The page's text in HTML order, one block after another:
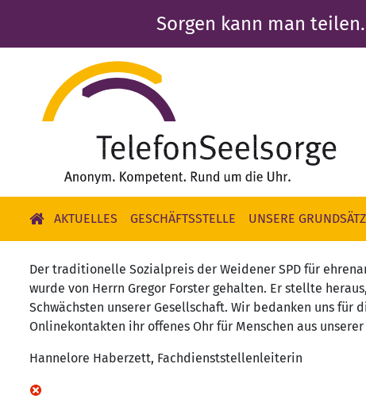
Inhalt
Sorgen kann man teilen.
AKTUELLES GESCHÄFTSSTELLE UNSERE
Der traditionelle Sozialpreis der Weidener SPD für
wurde von Herrn Gregor Forster gehalten. Er stellte
Schwächsten unserer Gesellschaft. Wir bedanken uns für
Onlinekontakten ihr offenes Ohr für Menschen aus
Hannelore Haberzett, Fachdienststellenleiterin